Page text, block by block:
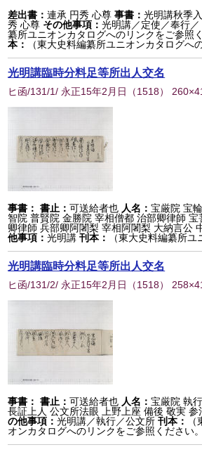
差出書：連承 円秀 心尊 事書：光明講秋季
秀 心尊 その他事項：光明講／定使／奉行
纂所ユニオンカタログへのリンクをご参照
本：
（東大史料編纂所ユニオンカタログへ
光明講臨時分料足等所出人交名
ヒ函/131/1/ 永正15年2月日 （1518）
事書： 書止：可送給者也 人名：宝厳院 宝
智院 普賢院 金勝院 宰相僧都 治部卿律師 宝
卿律師 兵部卿阿闍梨 宰相阿闍梨 大納言公
他事項：光明講刊本： （東大史料編纂所ユ
光明講臨時分料足等所出人交名
ヒ函/131/2/ 永正15年2月日 （1518）
事書： 書止：可送給者也 人名：宝厳院 執
長証上人 公文所法眼 上野上座 備後 敬実 参
の他事項：光明講／執行／公文所刊本：
オンカタログへのリンクをご参照ください。